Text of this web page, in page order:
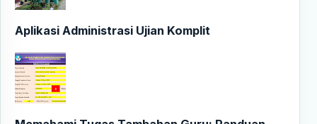
Aplikasi Administrasi Ujian Komplit